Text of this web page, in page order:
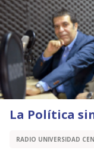
La Política
RADIO UNIVERSIDAD